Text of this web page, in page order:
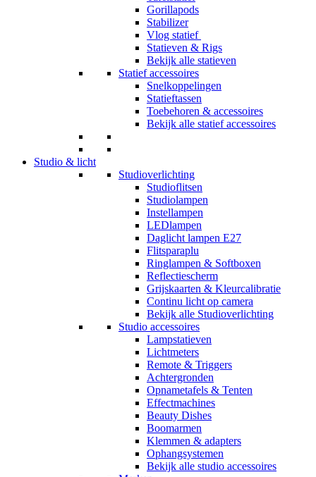
Gorillapods
Stabilizer
Vlog statief
Statieven & Rigs
Bekijk alle statieven
Statief accessoires
Snelkoppelingen
Statieftassen
Toebehoren & accessoires
Bekijk alle statief accessoires
Studio & licht
Studioverlichting
Studioflitsen
Studiolampen
Instellampen
LEDlampen
Daglicht lampen E27
Flitsparaplu
Ringlampen & Softboxen
Reflectiescherm
Grijskaarten & Kleurcalibratie
Continu licht op camera
Bekijk alle Studioverlichting
Studio accessoires
Lampstatieven
Lichtmeters
Remote & Triggers
Achtergronden
Opnametafels & Tenten
Effectmachines
Beauty Dishes
Boomarmen
Klemmen & adapters
Ophangsystemen
Bekijk alle studio accessoires